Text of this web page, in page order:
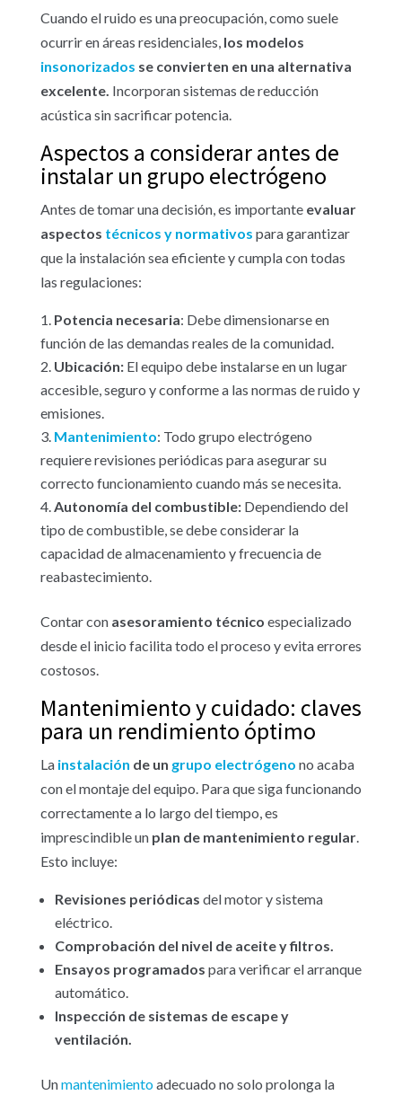
Cuando el ruido es una preocupación, como suele
ocurrir en áreas residenciales, los modelos
insonorizados se convierten en una alternativa
excelente. Incorporan sistemas de reducción
acústica sin sacrificar potencia.
Aspectos a considerar antes de
instalar un grupo electrógeno
Antes de tomar una decisión, es importanteevaluar
aspectos técnicos y normativos para garantizar
que la instalación sea eficiente y cumpla con todas
las regulaciones:
Potencia necesaria: Debe dimensionarse en
función de las demandas reales de la comunidad.
Ubicación:El equipo debe instalarse en un lugar
accesible, seguro y conforme a las normas de ruido y
emisiones.
Mantenimiento: Todo grupo electrógeno
requiere revisiones periódicas para asegurar su
correcto funcionamiento cuando más se necesita.
Autonomía del combustible:Dependiendo del
tipo de combustible, se debe considerar la
capacidad de almacenamiento y frecuencia de
reabastecimiento.
Contar con asesoramiento técnico especializado
desde el inicio facilita todo el proceso y evita errores
costosos.
Mantenimiento y cuidado: claves
para un rendimiento óptimo
La instalación de un grupo electrógeno no acaba
con el montaje del equipo. Para que siga funcionando
correctamente a lo largo del tiempo, es
imprescindible un plan de mantenimiento regular.
Esto incluye:
Revisiones periódicas del motor y sistema
eléctrico.
Comprobación del nivel de aceite y filtros.
Ensayos programados para verificar el arranque
automático.
Inspección de sistemas de escape y
ventilación.
Unmantenimientoadecuado no solo prolonga la